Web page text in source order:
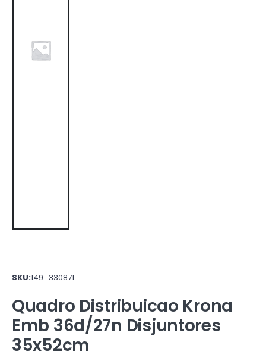
SKU:149_330871
Quadro Distribuicao Krona
Emb 36d/27n Disjuntores
35x52cm